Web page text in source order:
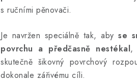
s ručními pěnovači.
Je navržen speciálně tak, aby se
povrchu a předčasně nestékal,
skutečně šikovný povrchový
dokonale zářivému cíli.